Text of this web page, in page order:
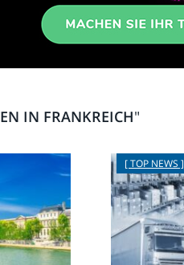
IN FRANKREICH"
[ TOP NEWS ]